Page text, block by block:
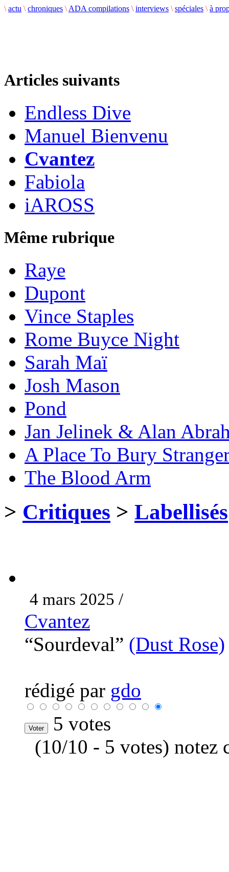
\ actu \ chroniques \ ADA compilations \ interviews \ spéciales \ à
Articles suivants
Endless Dive
Manuel Bienvenu
Cvantez
Fabiola
iAROSS
Même rubrique
Raye
Dupont
Vince Staples
Rome Buyce Night
Sarah Maï
Josh Mason
Pond
Jan Jelinek & Alan
A Place To Bury
The Blood Arm
> Critiques > Labellisés
4 mars 2025 /
Cvantez
“Sourdeval” (Dust Rose)
rédigé par gdo
5 votes
(10/10 - 5 votes) notez